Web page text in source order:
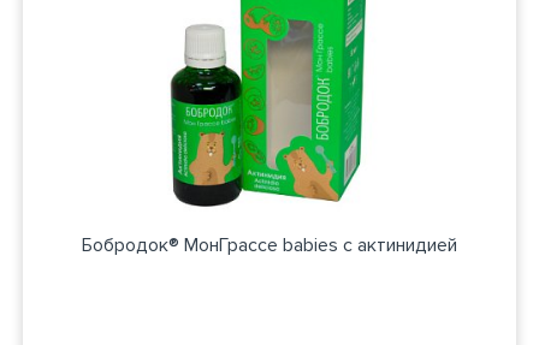
Бобродок® МонГрассе babies с актинидией